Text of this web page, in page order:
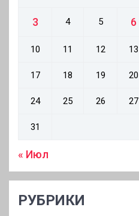
3 4 5 6
10 11 12 13
17 18 19 20
24 25 26 27
31
« Июл
РУБРИКИ